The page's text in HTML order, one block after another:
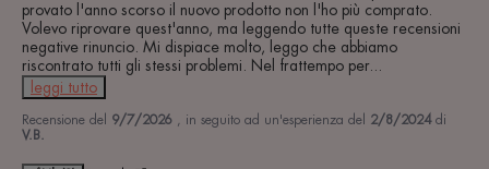
provato l'anno scorso il nuovo prodotto non l'ho più comprato.
Volevo riprovare quest'anno, ma leggendo tutte queste recensioni
negative rinuncio. Mi dispiace molto, leggo che abbiamo
riscontrato tutti gli stessi problemi. Nel frattempo per...
leggi tutto
Recensione del 9/7/2026 , in seguito ad un'esperienza del 2/8/2024 di
V.B.